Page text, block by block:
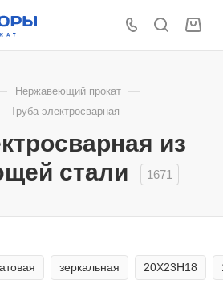
Нержавеющий прокат —
Труба электросварная
из
стали
1671
зеркальная 20Х23Н18